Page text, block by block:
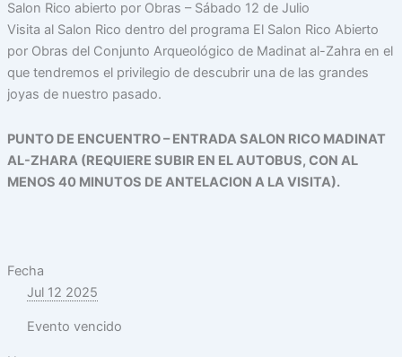
Salon Rico abierto por Obras – Sábado 12 de Julio
Visita al Salon Rico dentro del programa El Salon Rico Abierto
por Obras del Conjunto Arqueológico de Madinat al-Zahra en el
que tendremos el privilegio de descubrir una de las grandes
joyas de nuestro pasado.
PUNTO DE ENCUENTRO – ENTRADA SALON RICO MADINAT
AL-ZHARA (REQUIERE SUBIR EN EL AUTOBUS, CON AL
MENOS 40 MINUTOS DE ANTELACION A LA VISITA).
Fecha
Jul 12 2025
Evento vencido